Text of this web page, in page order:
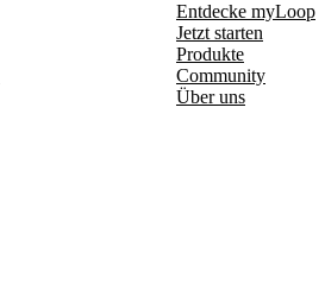
Entdecke myLoop
Jetzt starten
Produkte
Community
Über uns